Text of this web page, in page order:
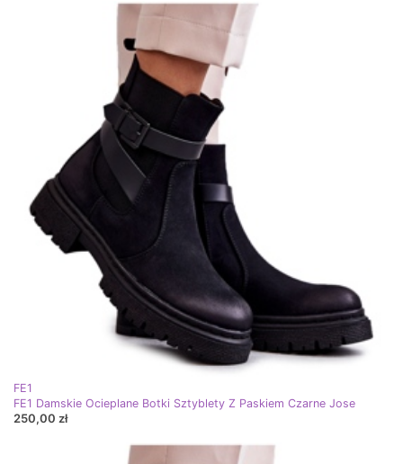
FE1
FE1 Damskie Ocieplane Botki Sztyblety Z Paskiem Czarne Jose
250,00 zł